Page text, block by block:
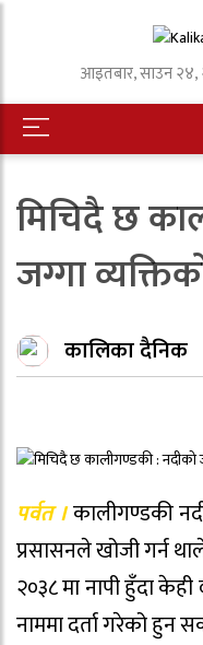
आइतबार,साउन२४,
मिचिदै छ
जग्गा
कालिका दैनिक
पर्वत ।कालीगण्डकी
प्रसासनले खोजी गर्न
२०३८ मा नापी हुँदा
नाममा दर्ता गरेको हुन